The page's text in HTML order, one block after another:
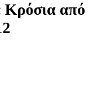
Κρόσια από